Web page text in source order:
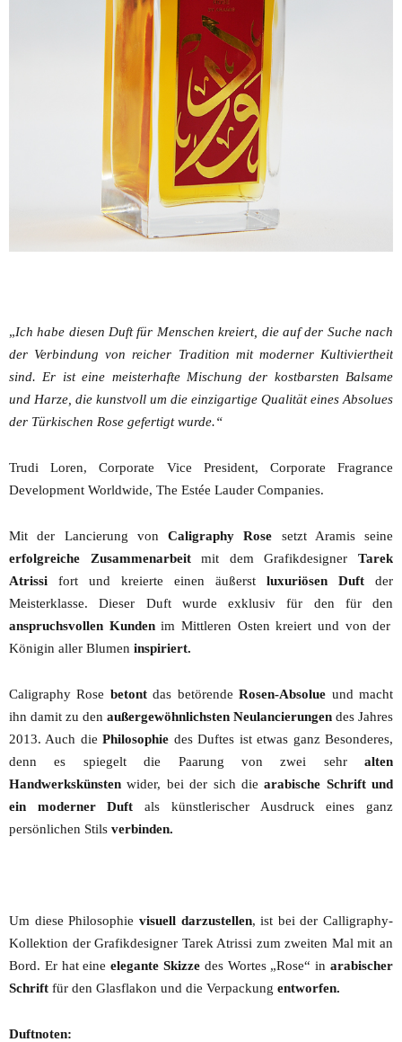
„Ich habe diesen Duft für Menschen kreiert, die auf der Suche nach
der Verbindung von reicher Tradition mit moderner Kultiviertheit
sind. Er ist eine meisterhafte Mischung der kostbarsten Balsame
und Harze, die kunstvoll um die einzigartige Qualität eines Absolues
der Türkischen Rose gefertigt wurde.“
Trudi Loren, Corporate Vice President, Corporate Fragrance
Development Worldwide, The Estée Lauder Companies.
Mit der Lancierung von Caligraphy Rose setzt Aramis seine
erfolgreiche Zusammenarbeitmit dem GrafikdesignerTarek
Atrissi fort und kreierte einen äußerst luxuriösen Duft der
Meisterklasse. Dieser Duft wurde exklusiv für den für den
anspruchsvollen Kundenim Mittleren Osten kreiert und von der
Königin aller Blumen inspiriert.
Caligraphy Rose betontdas betörendeRosen-Absolue und macht
ihn damit zu den außergewöhnlichsten Neulancierungen des Jahres
2013. Auch diePhilosophie des Duftes ist etwas ganz Besonderes,
denn es spiegelt die Paarung von zwei sehr alten
Handwerkskünsten wider, bei der sich diearabische Schrift und
ein moderner Duft als künstlerischer Ausdruck eines ganz
persönlichen Stils verbinden.
Um diese Philosophie visuell darzustellen, ist bei der Calligraphy-
Kollektion der Grafikdesigner Tarek Atrissi zum zweiten Mal mit an
Bord. Er hat eineelegante Skizze des Wortes „Rose“ inarabischer
Schrift für den Glasflakon und die Verpackung entworfen.
Duftnoten: